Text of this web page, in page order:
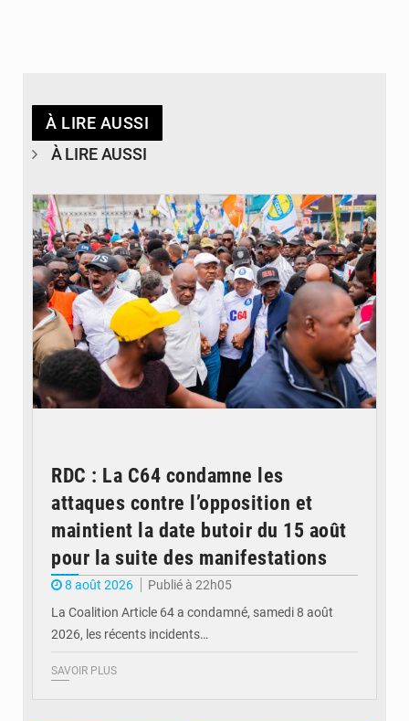
À LIRE AUSSI
À LIRE AUSSI
RDC : La C64 condamne les
attaques contre l’opposition et
maintient la date butoir du 15 août
pour la suite des manifestations
8 août 2026
Publié à 22h05
La Coalition Article 64 a condamné, samedi 8 août
2026, les récents incidents…
SAVOIR PLUS